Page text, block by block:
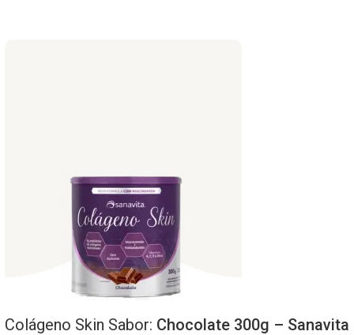
Colágeno Skin Sabor: Chocolate 300g – Sanavita